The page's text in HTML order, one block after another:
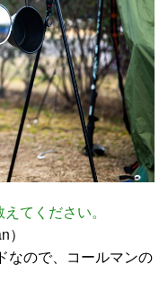
てください。
なので、コールマンの